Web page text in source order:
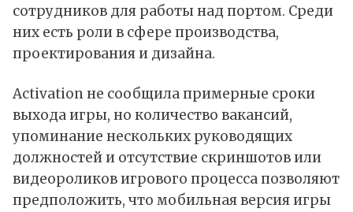
сотрудников для работы над портом. Среди
них есть роли в сфере производства,
проектирования и дизайна.
Activation не сообщила примерные сроки
выхода игры, но количество вакансий,
упоминание нескольких руководящих
должностей и отсутствие скриншотов или
видеороликов игрового процесса позволяют
предположить, что мобильная версия игры